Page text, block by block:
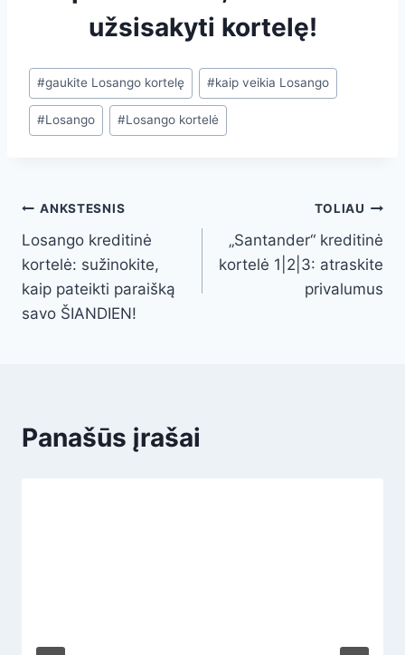
užsisakyti kortelę!
#gaukite Losango kortelę #kaip veikia Losango
#Losango #Losango kortelė
ANKSTESNIS
Losango kreditinė
kortelė: sužinokite,
kaip pateikti paraišką
savo ŠIANDIEN!
TOLIAU
„Santander“ kreditinė
kortelė 1|2|3: atraskite
privalumus
Panašūs įrašai